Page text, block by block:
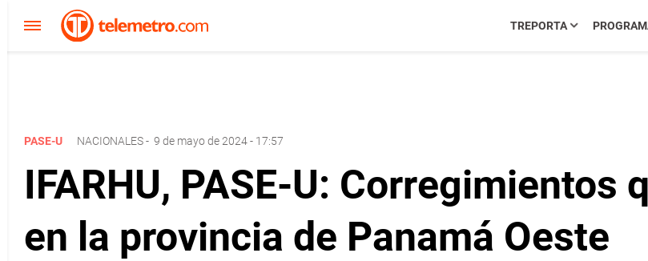
TREPORTA
PASE-U NACIONALES- 9 de mayo de 2024 - 17:57
IFARHU, PASE-U: Corregimientos
en la provincia de Panamá Oeste